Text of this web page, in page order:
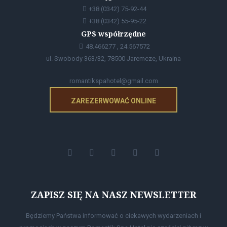
+38 (0342) 75-92-44
+38 (0342) 55-95-22
GPS współrzędne
48.466277 , 24.567572
ul. Swobody 363/32, 78500 Jaremcze, Ukraina
romantikspahotel@gmail.com
ZAREZERWOWAĆ ONLINE
ZAPISZ SIĘ NA NASZ NEWSLETTER
Będziemy Państwa informować o ciekawych wydarzeniach i